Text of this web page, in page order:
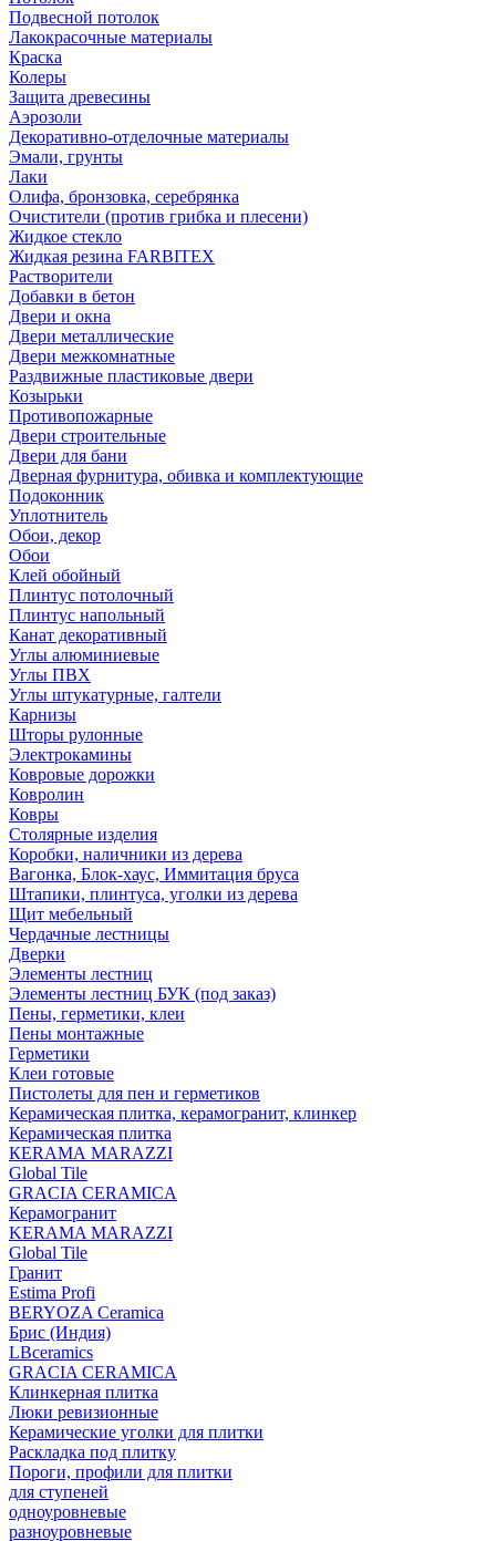
Подвесной потолок
Лакокрасочные материалы
Краска
Колеры
Защита древесины
Аэрозоли
Декоративно-отделочные материалы
Эмали, грунты
Лаки
Олифа, бронзовка, серебрянка
Очистители (против грибка и плесени)
Жидкое стекло
Жидкая резина FARBITEX
Растворители
Добавки в бетон
Двери и окна
Двери металлические
Двери межкомнатные
Раздвижные пластиковые двери
Козырьки
Противопожарные
Двери строительные
Двери для бани
Дверная фурнитура, обивка и комплектующие
Подоконник
Уплотнитель
Обои, декор
Обои
Клей обойный
Плинтус потолочный
Плинтус напольный
Канат декоративный
Углы алюминиевые
Углы ПВХ
Углы штукатурные, галтели
Карнизы
Шторы рулонные
Электрокамины
Ковровые дорожки
Ковролин
Ковры
Столярные изделия
Коробки, наличники из дерева
Вагонка, Блок-хаус, Иммитация бруса
Штапики, плинтуса, уголки из дерева
Щит мебельный
Чердачные лестницы
Дверки
Элементы лестниц
Элементы лестниц БУК (под заказ)
Пены, герметики, клеи
Пены монтажные
Герметики
Клеи готовые
Пистолеты для пен и герметиков
Керамическая плитка, керамогранит, клинкер
Керамическая плитка
КЕRАМА MARAZZI
Global Tile
GRACIA CERAMICA
Керамогранит
KERAMA MARAZZI
Global Tile
Гранит
Estima Profi
BERYOZA Ceramica
Брис (Индия)
LBceramics
GRACIA CERAMICA
Клинкерная плитка
Люки ревизионные
Керамические уголки для плитки
Раскладка под плитку
Пороги, профили для плитки
для ступеней
одноуровневые
разноуровневые